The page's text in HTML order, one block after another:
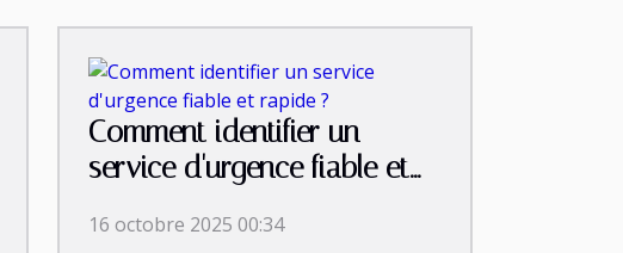
Comment identifier un
service d'urgence fiable et
16 octobre 2025 00:34